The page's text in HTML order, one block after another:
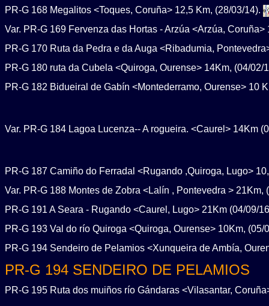
PR-G 168 Megalitos <Toques, Coruña> 12,5 Km, (28/03/14).
Var. PR-G 169 Fervenza das Hortas - Arzúa <Arzúa, Coruña>
PR-G 170 Ruta da Pedra e da Auga <Ribadumia,
PR-G 180 ruta da Cubela <Quiroga, Ourense> 14Km, (04/02/
PR-G 182 Bidueiral de Gabín <Montederramo, Ourense> 10
Var. PR-G 184 Lagoa Lucenza-- A rogueira. <Caurel> 14Km
PR-G 187 Camiño do Ferradal <Rugando ,Quiroga, Lugo>
Var. PR-G 188 Montes de Zobra <Lalín , Pontevedra > 21Km,
PR-G 191 A Seara - Rugando <Caurel, Lugo> 21Km (04/09/
PR-G 193 Val do río Quiroga <Quiroga, Ourense> 10Km, (05/
PR-G 194 Sendeiro de Pelamios <Xunqueira de Ambía,
PR-G 194 SENDEIRO DE PELAMIOS
PR-G 195 Ruta dos muiños río Gándaras <Vilasantar,